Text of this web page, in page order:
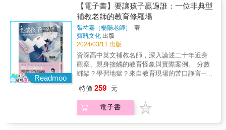
中，培養自己的競爭力。在本書的每篇文章最
後，都編有一題思考題，在每個章節末段也有
一份任務單，為的就是讓大人、小孩，一起來
回顧所閱讀的內容，動動筆也動動腦，看看自
己研讀了多少。總之，孩子的競爭力是不能等
的，尤其在時代快速變遷的情況下。身為教
師，也身為作者，筆者除了肯定書中的價值觀
之外，更期待這樣的教育理念，可以像種子一
般，分享給更多師長，讓您們的孩子，更具未
來競爭力!
人、翻譯家、文化評論家、國家文藝獎得主）
「我很想邀請正在空前壓力下辛苦著的國教教
育伙伴看這本書。我們可以看到守正怎樣讓自
已和孩子、和學生家長、和社區融合，形成一
起成長的一個小社會體系。&hellip;&hellip;讓我
們也做一個樂在工作中又更能增長工作效率的
教師。」&mdash;鄭端容（國寶級校長、台灣
「開放教育」領航者） 「從杜老師的教學行止
或許真能體會出來：就像大海是海浪的真相，
生命才是學習的真相，而用生命引領那些個年
輕的生命才是學習破繭的良方！」&mdash;林
文虎（ 台灣家長教育聯盟副理事長） 「用自己
的方式將生命的感動流露出來。可能是在學校
明進老師，即使教學高度獲得認同，但也被家
長投訴過。蘇老師認為當親師有衝突，請彼此
都放下情緒，先同理對方，並用釋出善意的正
向的語言，來代替對彼此的指責，也才有機會
釐清真相、妥適處理，否則最痛苦的終究是孩
子。 六個面向，解決棘手的親師衝突；讓每個
家長都成為孩子的「教育合夥人」 蘇老師曾認
為「沒關係，你家長不教，我來教！」，但孩
助、配合，老師很難一個人拉住往深淵下墜的
衝突的核心精準切入外，蘇老師更在本書提供
最能避免親師衝突的關鍵，也就是建立親師間
的信任感，才能真正減少親師衝突。 ★本書特
時，老師的5大困境、家長的5大困境。 本該是
一起合作，讓孩子成長得更好的家長和老師，
為什麼彼此不再信任、衝突不斷？ ■來到學校
的憂愁媽媽：「老師，我家小孩在學校被霸
凌！」 ■心急的家長：「我的LINE被老師封鎖
了？我可以直接問老師：『為什麼要封鎖我
嗎？』」 ■憤怒的家長：「為什麼我好好的一
個孩子去上學，卻受傷回來？」 ■焦慮的媽
媽：「為什麼這次上課進度這麼慢？為什麼沒
多留時間幫孩子做考前複習？」 親師衝突，孩
最珍視的，而當孩子在學校的學習狀況、人際
關係出現問題，甚至被霸凌，父母往往心急如
焚地找上老師，但常說不到幾句話，就演變成
Readmoo
【電子書】要讓孩子贏過誰：一位非典型
補教老師的教育修羅場
張祐嘉（楊陽老師）
著
寶瓶文化 出版
2024/03/11 出版
資深高中英文補教名師，深入論述二十年近身
觀察、親身接觸的教育怪象與實際案例。 分數
綁架？學習地獄？來自教育現場的苦口諍言──
合推薦：國中教師、高中教師、大學教授、諮
商心理師、親子教養作家、親職教育講師。 ／
教育部統計，學生自殺通報五年飆升八倍， 補
特價 259 元
電子書